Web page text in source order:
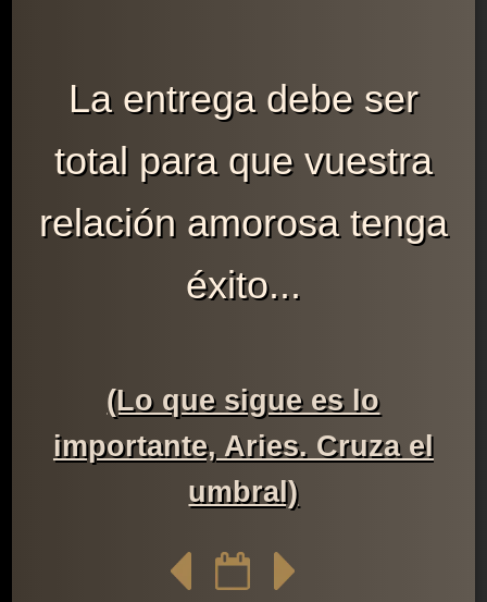
La entrega debe ser
total para que vuestra
relación amorosa tenga
éxito...
(Lo que sigue es lo
importante, Aries. Cruza el
umbral)